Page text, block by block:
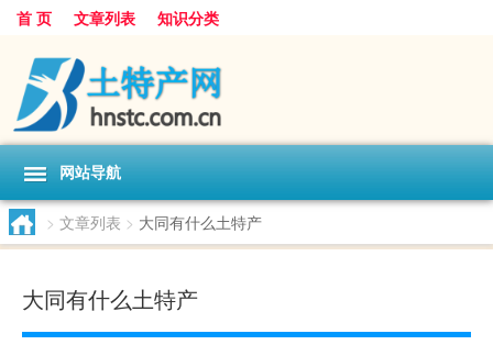
首 页 文章列表 知识分类
网站导航
> 文章列表 > 大同有什么土特产
大同有什么土特产